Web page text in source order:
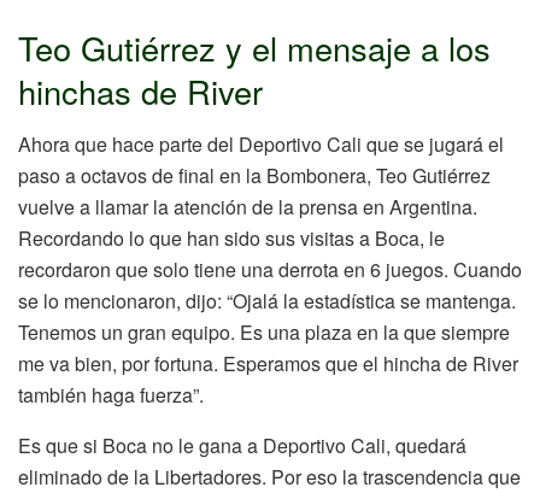
Teo Gutiérrez y el mensaje a los
hinchas de River
Ahora que hace parte del Deportivo Cali que se jugará el
paso a octavos de final en la Bombonera, Teo Gutiérrez
vuelve a llamar la atención de la prensa en Argentina.
Recordando lo que han sido sus visitas a Boca, le
recordaron que solo tiene una derrota en 6 juegos. Cuando
se lo mencionaron, dijo: “Ojalá la estadística se mantenga.
Tenemos un gran equipo. Es una plaza en la que siempre
me va bien, por fortuna. Esperamos que el hincha de River
también haga fuerza”.
Es que si Boca no le gana a Deportivo Cali, quedará
eliminado de la Libertadores. Por eso la trascendencia que